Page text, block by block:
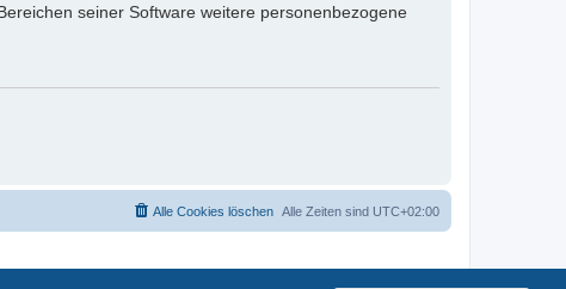
seiner Software weitere personenbezogene
Alle Zeiten sind UTC+02:00
Alle Cookies löschen